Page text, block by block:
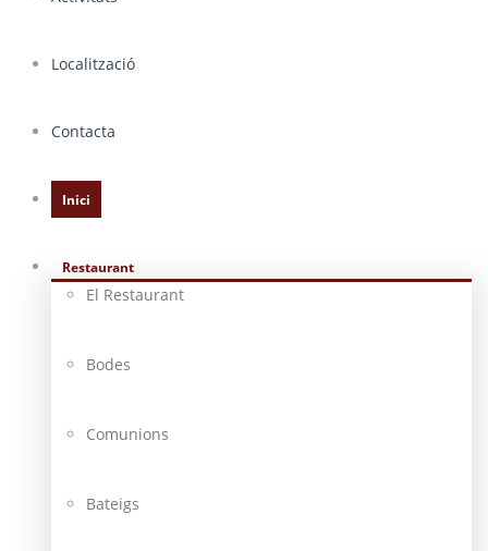
Localització
Contacta
Inici
Restaurant
El Restaurant
Bodes
Comunions
Bateigs